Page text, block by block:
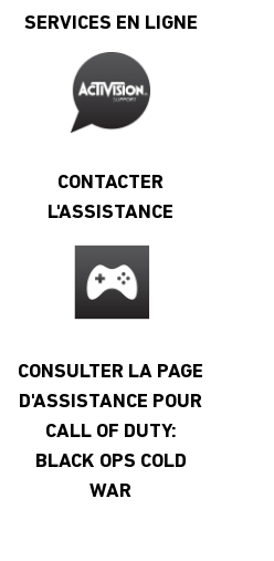
SERVICES EN LIGNE
CONTACTER
L'ASSISTANCE
CONSULTER LA PAGE
D'ASSISTANCE POUR
CALL OF DUTY:
BLACK OPS COLD
WAR